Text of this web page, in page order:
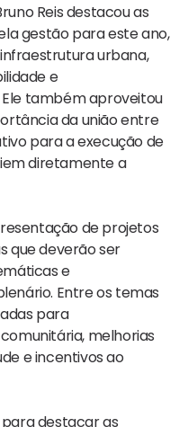
Reis destacou as
gestão para este ano,
urbana,
e
também aproveitou
da união entre
para a execução de
diretamente a
de projetos
que deverão ser
e
Entre os temas
para
melhorias
e incentivos ao
destacar as